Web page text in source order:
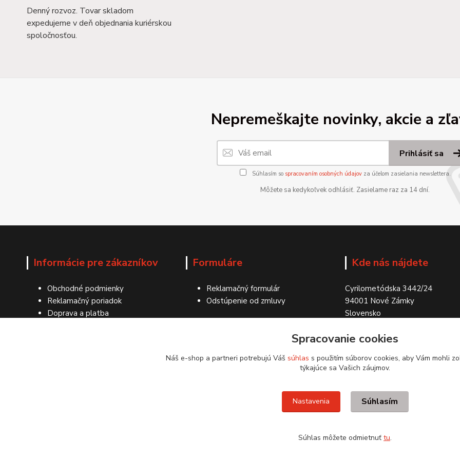
Denný rozvoz. Tovar skladom
expedujeme v deň objednania kuriérskou
spoločnosťou.
Nepremeškajte novinky, akcie a
Prihlásiť sa
Súhlasím so spracovaním osobných údajovza účelom zasielania newslettera.
Môžete sa kedykoľvek odhlásiť. Zasielame raz za 14 dní.
Informácie pre zákazníkov
Obchodné podmienky
Reklamačný poriadok
Doprava a platba
Formuláre
Reklamačný formulár
Odstúpenie od zmluvy
Kde nás nájdete
Cyrilometódska 3442/24
94001 Nové Zámky
Slovensko
Spracovanie cookies
Náš e-shop a partneri potrebujú Váš súhlas s použitím súborov cookies, aby Vám mohli
týkajúce sa Vašich záujmov.
Nastavenia Súhlasím
Súhlas môžete odmietnuť tu.